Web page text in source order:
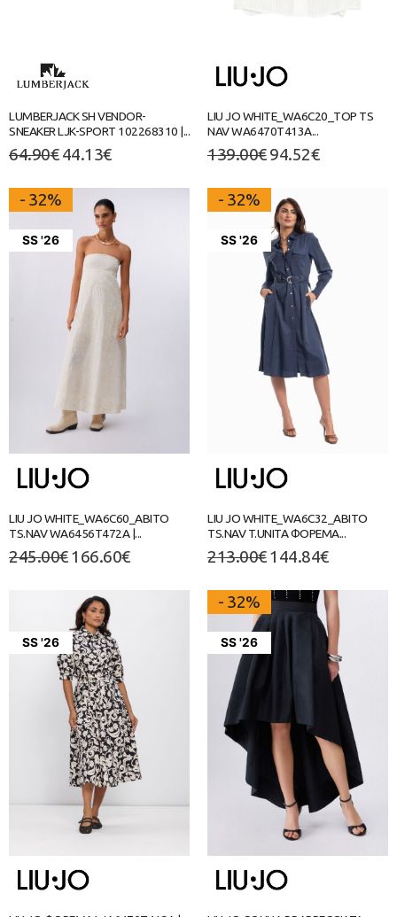
LUMBERJACK SH VENDOR-
SNEAKER LJK-SPORT 102268310 |...
64.90€ 44.13€
LIU JO WHITE_WA6C20_TOP TS
NAV WA6470T413A...
139.00€ 94.52€
SS '26
- 32%
LIU JO WHITE_WA6C60_ABITO
TS.NAV WA6456T472A |...
245.00€ 166.60€
SS '26
- 32%
LIU JO WHITE_WA6C32_ABITO
TS.NAV T.UNITA ΦΟΡΕΜΑ...
213.00€ 144.84€
SS '26 SS '26
- 32%